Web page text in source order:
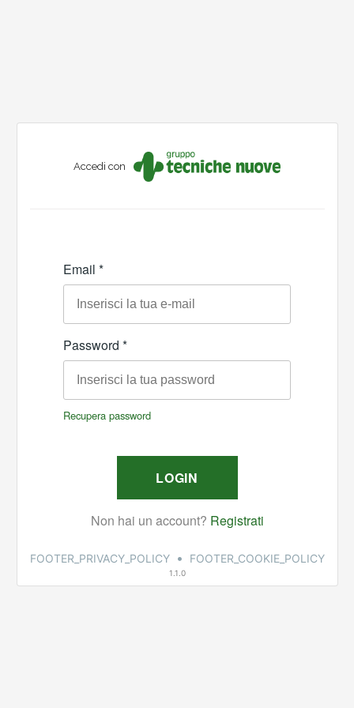
Accedi con
FOOTER_PRIVACY_POLICY • FOOTER_COOKIE_POLICY
1.1.0